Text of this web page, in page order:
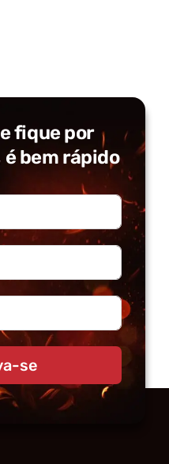
fique por
bem rápido
se